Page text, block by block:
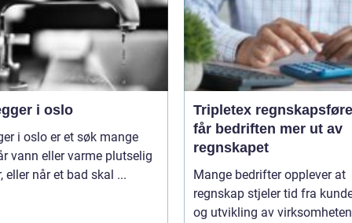
i oslo
i oslo er et søk mange
vann eller varme plutselig
eller når et bad skal ...
Tripletex regnskapsfører
får bedriften mer ut av
regnskapet
Mange bedrifter opplever at
regnskap stjeler tid fra
og utvikling av